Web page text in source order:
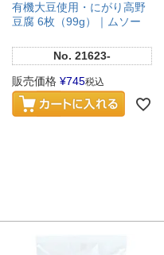
有機大豆使用・にがり高野
豆腐 6枚（99g）｜ムソー
No. 21623-
販売価格 ¥745税込